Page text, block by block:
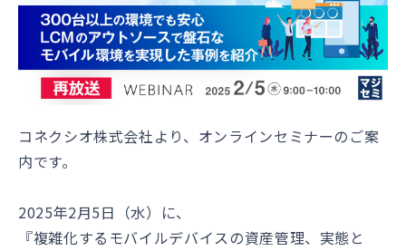
コネクシオ株式会社より、オンラインセミナーのご案
内です。
2025年2月5日（水）に、
『複雑化するモバイルデバイスの資産管理、実態と